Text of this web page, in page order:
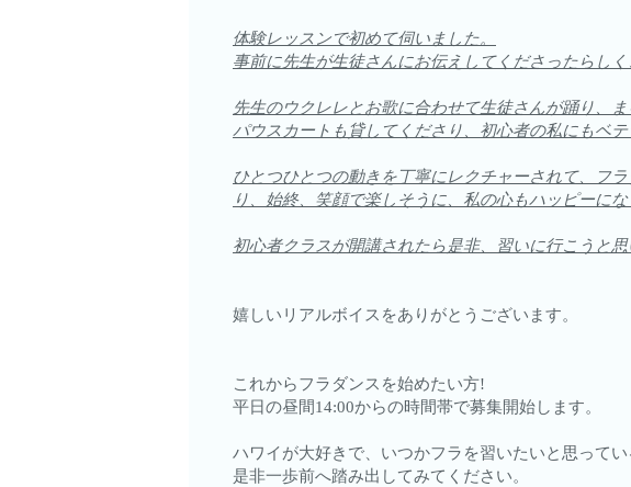
体験レッスンで初めて伺いました。
事前に先生が生徒さんにお伝えしてくださったらし
先生のウクレレとお歌に合わせて生徒さんが踊り、
パウスカートも貸してくださり、初心者の私にもベ
ひとつひとつの動きを丁寧にレクチャーされて、フ
り、始終、笑顔で楽しそうに、私の心もハッピーに
初心者クラスが開講されたら是非、習いに行こうと思
嬉しいリアルボイスをありがとうございます。
これからフラダンスを始めたい方!
平日の昼間14:00からの時間帯で募集開始します。
ハワイが大好きで、いつかフラを習いたいと思ってい
是非一歩前へ踏み出してみてください。